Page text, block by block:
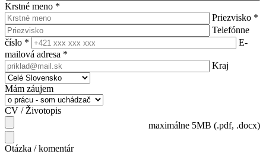
Krstné meno *
Priezvisko *
Telefónne
číslo *
E-
mailová adresa *
Kraj
Mám záujem
CV / Životopis
maximálne 5MB (.pdf, .docx)
Otázka / komentár